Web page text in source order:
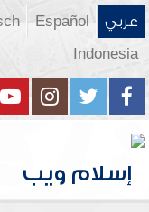
عربي Español
Indonesia